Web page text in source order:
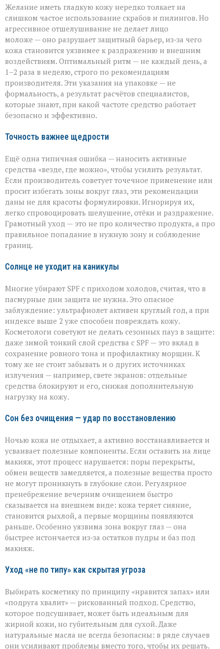
Желание иметь гладкую кожу нередко толкает на
слишком частое использование скрабов и пилингов. Но
агрессивное отшелушивание не делает лицо
моложе — оно разрушает защитный барьер, из‑за чего
кожа становится уязвимее к раздражению и внешним
воздействиям. Оптимальный ритм — не каждый день, а
1–2 раза в неделю, строго по рекомендациям
производителя. Эти указания на упаковке — не
формальность, а результат расчётов специалистов,
которые знают, при какой частоте средство работает
безопасно и эффективно.
Точность важнее щедрости
Ещё одна типичная ошибка — наносить активные
средства «везде, где можно», чтобы усилить результат.
Если производитель советует точечное применение или
просит избегать зоны вокруг глаз, эти рекомендации
даны не для красоты формулировки. Игнорируя их,
легко спровоцировать шелушение, отёки и раздражение.
Грамотный уход — это не про количество продукта, а про
правильное попадание в нужную зону и соблюдение
границ.
Солнце не уходит на каникулы
Многие убирают SPF с приходом холодов, считая, что в
пасмурные дни защита не нужна. Это опасное
заблуждение: ультрафиолет активен круглый год, а при
индексе выше 2 уже способен повреждать кожу.
Косметологи советуют не делать сезонных пауз в защите:
даже зимой тонкий слой средства с SPF — это вклад в
сохранение ровного тона и профилактику морщин. К
тому же не стоит забывать и о других источниках
излучения — например, свете экранов: отдельные
средства блокируют и его, снижая дополнительную
нагрузку на кожу.
Сон без очищения — удар по восстановлению
Ночью кожа не отдыхает, а активно восстанавливается и
усваивает полезные компоненты. Если оставить на лице
макияж, этот процесс нарушается: поры перекрыты,
обмен веществ замедляется, а полезные вещества просто
не могут проникнуть в глубокие слои. Регулярное
пренебрежение вечерним очищением быстро
сказывается на внешнем виде: кожа теряет сияние,
становится рыхлой, а первые морщины появляются
раньше. Особенно уязвима зона вокруг глаз — она
быстрее истончается из‑за остатков пудры и баз под
макияж.
Уход «не по типу» как скрытая угроза
Выбирать косметику по принципу «нравится запах» или
«подруга хвалит» — рискованный подход. Средство,
которое подсушивает, может быть идеальным для
жирной кожи, но губительным для сухой. Даже
натуральные масла не всегда безопасны: в ряде случаев
они усиливают проблемы вместо того, чтобы их решать.